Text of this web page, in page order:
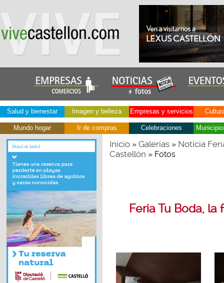
Salud y bienestar Imagen y belleza Empresas y servicios
Mundo hogar Ir de compras Celebraciones
Inicio» Galerías» Noticia
Castellón » Fotos
Feria Tu Boda,